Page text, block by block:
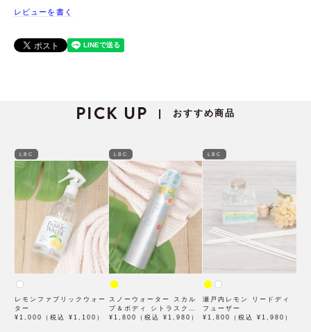
レビューを書く
PICK UP | おすすめ商品
LBC
レモンファブリックウォー
ター
¥1,000（税込 ¥1,100）
LBC
スノーウォーター スカル
プ＆ボディ シトラスクー
ル
¥1,800（税込 ¥1,980）
LBC
瀬戸内レモン リードディ
フューザー
¥1,800（税込 ¥1,980）